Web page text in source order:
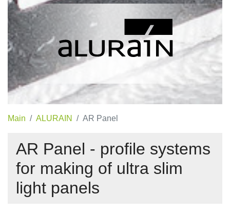
Main ALURAIN AR Panel
AR Panel - profile systems
for making of ultra slim
light panels